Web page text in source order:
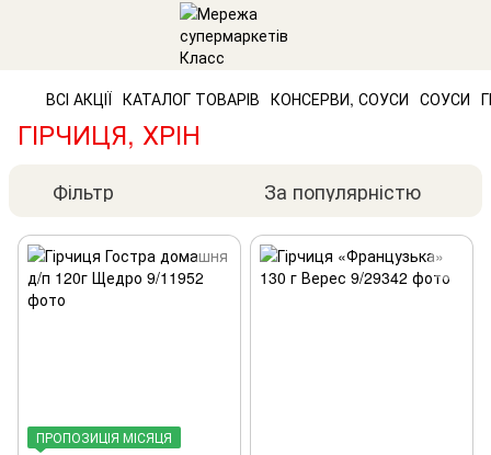
ВСІ АКЦІЇ КАТАЛОГ ТОВАРІВ КОНСЕРВИ, СОУСИ СОУСИ
ГІРЧИЦЯ, ХРІН
Фільтр За популярністю
ПРОПОЗИЦІЯ МІСЯЦЯ